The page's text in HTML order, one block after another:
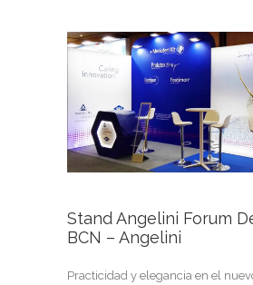
Stand Angelini Forum
BCN – Angelini
Practicidad y elegancia en el